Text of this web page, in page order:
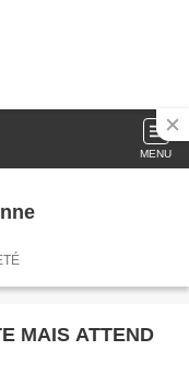
MENU
MAIS ATTEND